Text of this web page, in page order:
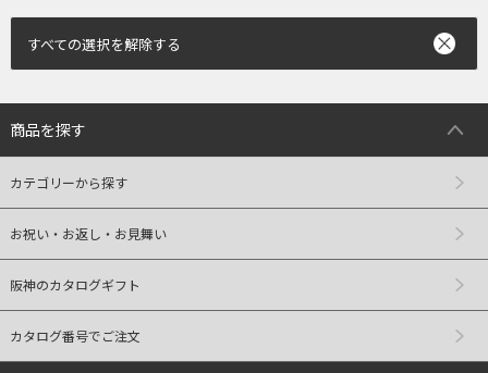
すべての選択を解除する
商品を探す
カテゴリーから探す
お祝い・お返し・お見舞い
阪神のカタログギフト
カタログ番号でご注文